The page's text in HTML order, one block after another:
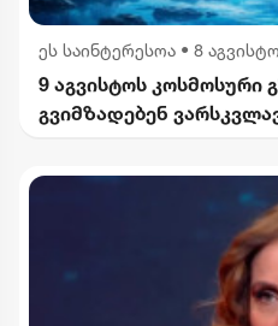
ეს საინტერესოა • 8
9 აგვისტოს კოსმოსური
გვიმზადებენ